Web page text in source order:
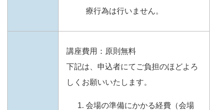
療行為は行いません。
講座費用：原則無料
下記は、申込者にてご負担のほどよろ
しくお願いいたします。
会場の準備にかかる経費（会場